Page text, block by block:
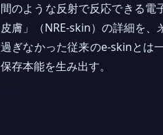
間のような反射で反応できる電
皮膚」（NRE-skin）の詳細を、
過ぎなかった従来のe-skinとは
保存本能を生み出す。